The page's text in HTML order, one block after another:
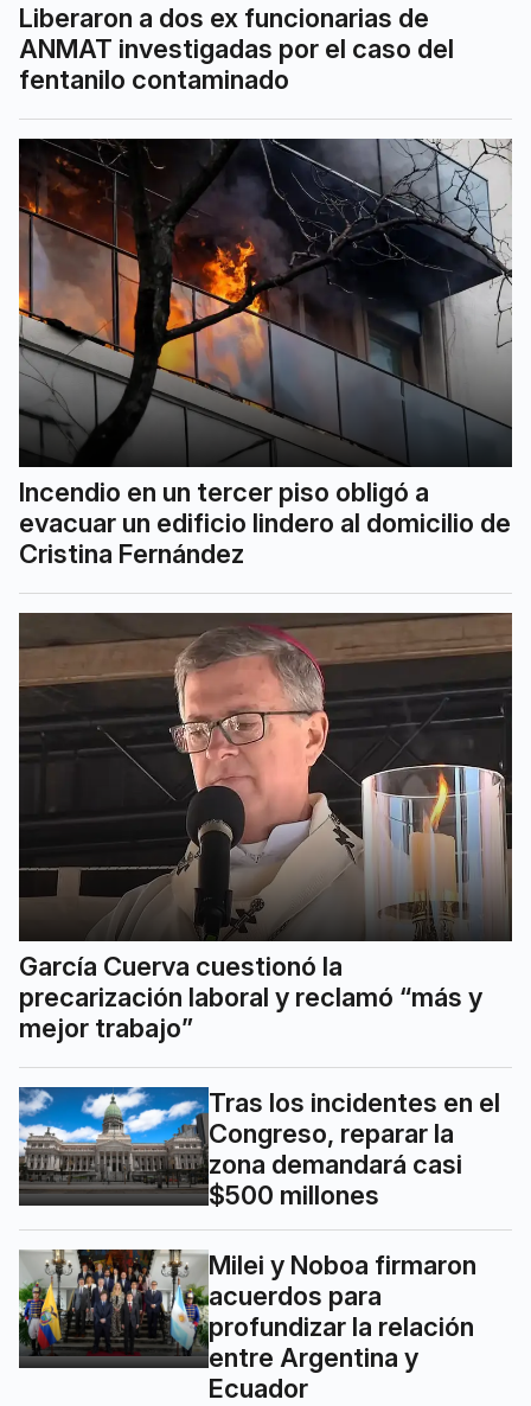
Liberaron a dos ex funcionarias de
ANMAT investigadas por el caso del
fentanilo contaminado
Incendio en un tercer piso obligó a
evacuar un edificio lindero al domicilio de
Cristina Fernández
García Cuerva cuestionó la
precarización laboral y reclamó “más y
mejor trabajo”
Tras los incidentes en el
Congreso, reparar la
zona demandará casi
$500 millones
Milei y Noboa firmaron
acuerdos para
profundizar la relación
entre Argentina y
Ecuador